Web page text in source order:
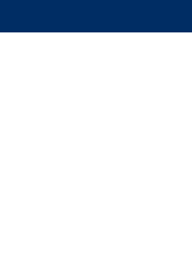
第三节 消除错配：人才与岗位的
第四节 终身学习：技能成长的数
第六章 算法激活市场：效率引擎
第一节 市场加速竞争：数字效率
第三节 规则治理：数字市场的透